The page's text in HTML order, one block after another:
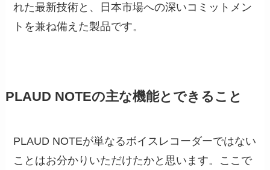
れた最新技術と、日本市場への深いコミットメン
トを兼ね備えた製品です。
PLAUD NOTEの主な機能とできること
PLAUD NOTEが単なるボイスレコーダーではない
ことはお分かりいただけたかと思います。ここで